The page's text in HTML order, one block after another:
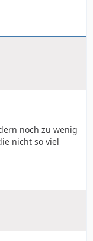
noch zu wenig
nicht so viel